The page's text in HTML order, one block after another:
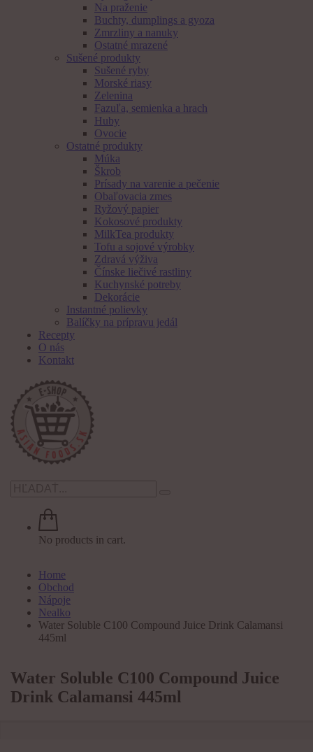
Na praženie
Buchty, dumplings a gyoza
Zmrzliny a nanuky
Ostatné mrazené
Sušené produkty
Sušené ryby
Morské riasy
Zelenina
Fazuľa, semienka a hrach
Huby
Ovocie
Ostatné produkty
Múka
Škrob
Prísady na varenie a pečenie
Obaľovacia zmes
Ryžový papier
Kokosové produkty
MilkTea produkty
Tofu a sojové výrobky
Zdravá výživa
Čínske liečivé rastliny
Kuchynské potreby
Dekorácie
Instantné polievky
Balíčky na prípravu jedál
Recepty
O nás
Kontakt
No products in cart.
Home
Obchod
Nápoje
Nealko
Water Soluble C100 Compound Juice Drink Calamansi
445ml
Water Soluble C100 Compound Juice
Drink Calamansi 445ml